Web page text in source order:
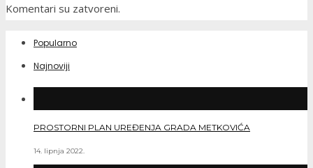
Komentari su zatvoreni.
Popularno
Najnoviji
PROSTORNI PLAN UREĐENJA GRADA METKOVIĆA
14. lipnja 2022.